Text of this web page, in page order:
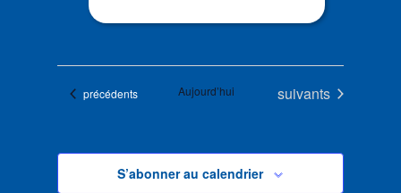
Évènements
précédents Aujourd’hui Évènements
suivants
S’abonner au calendrier